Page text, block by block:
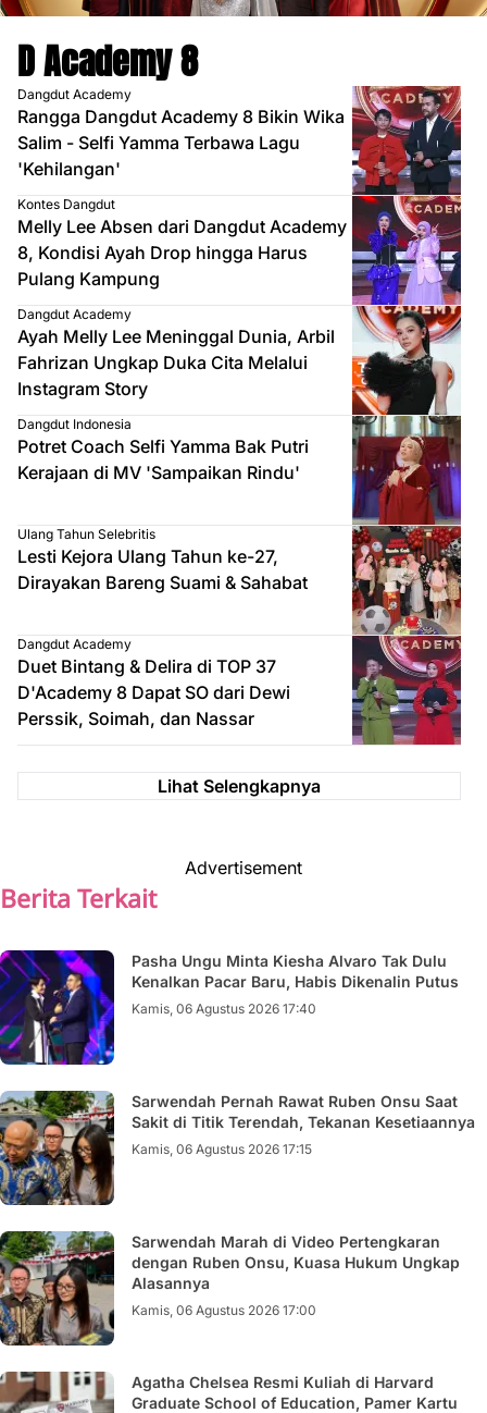
D Academy 8
Dangdut Academy
Rangga Dangdut Academy 8 Bikin Wika
Salim - Selfi Yamma Terbawa Lagu
'Kehilangan'
Kontes Dangdut
Melly Lee Absen dari Dangdut Academy
8, Kondisi Ayah Drop hingga Harus
Pulang Kampung
Dangdut Academy
Ayah Melly Lee Meninggal Dunia, Arbil
Fahrizan Ungkap Duka Cita Melalui
Instagram Story
Dangdut Indonesia
Potret Coach Selfi Yamma Bak Putri
Kerajaan di MV 'Sampaikan Rindu'
Ulang Tahun Selebritis
Lesti Kejora Ulang Tahun ke-27,
Dirayakan Bareng Suami & Sahabat
Dangdut Academy
Duet Bintang & Delira di TOP 37
D'Academy 8 Dapat SO dari Dewi
Perssik, Soimah, dan Nassar
Lihat Selengkapnya
Advertisement
Berita Terkait
Pasha Ungu Minta Kiesha Alvaro Tak Dulu
Kenalkan Pacar Baru, Habis Dikenalin Putus
Kamis, 06 Agustus 2026 17:40
Sarwendah Pernah Rawat Ruben Onsu Saat
Sakit di Titik Terendah, Tekanan Kesetiaannya
Kamis, 06 Agustus 2026 17:15
Sarwendah Marah di Video Pertengkaran
dengan Ruben Onsu, Kuasa Hukum Ungkap
Alasannya
Kamis, 06 Agustus 2026 17:00
Agatha Chelsea Resmi Kuliah di Harvard
Graduate School of Education, Pamer Kartu